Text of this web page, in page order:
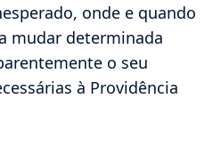
onde e quando
mudar determinada
o seu
à Providência